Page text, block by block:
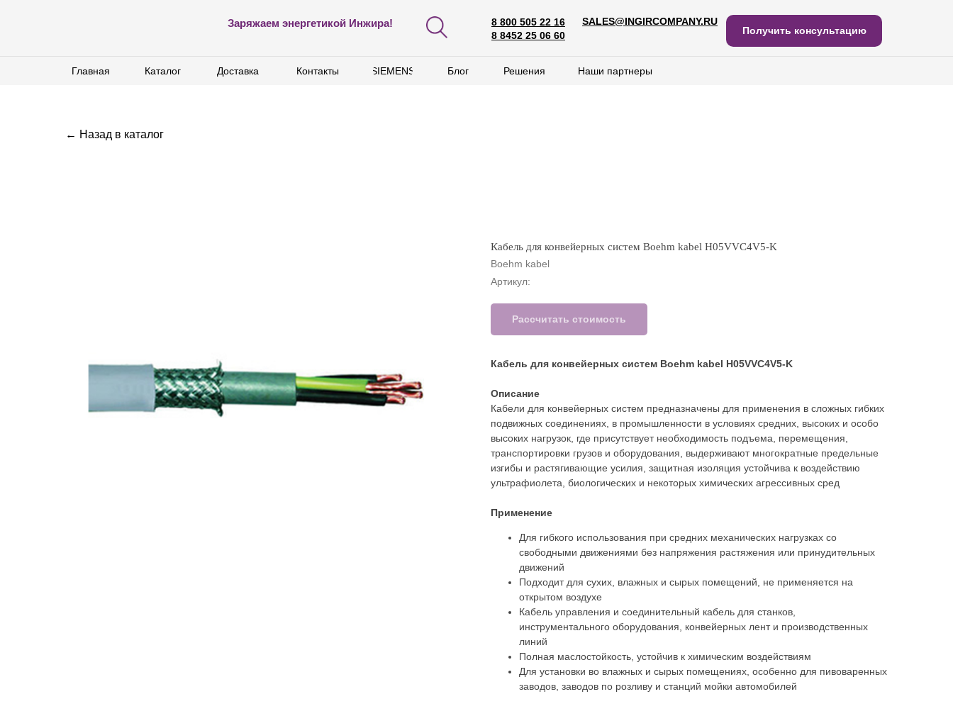
Получить консультацию
8 800 505 22 16
8 8452 25 06 60
SALES@INGIRCOMPANY.RU
Заряжаем энергетикой Инжира!
Наши партнеры
Решения
Блог
SIEMENS
Контакты
Доставка
Каталог
Главная
Получить консультацию
8 800 505 22 16
8 8452 25 06 60
SALES@INGIRCOMPANY.RU
Наши партнеры
Решения
Блог
SIEMENS
Контакты
Доставка
Каталог
Главная
← Назад в каталог
Кабель для конвейерных систем Boehm kabel H05VVC4V5-K
Boehm kabel
Артикул:
Рассчитать стоимость
Кабель для конвейерных систем Boehm kabel H05VVC4V5-K
Описание
Кабели для конвейерных систем предназначены для применения в сложных гибких
подвижных соединениях, в промышленности в условиях средних, высоких и особо
высоких нагрузок, где присутствует необходимость подъема, перемещения,
транспортировки грузов и оборудования, выдерживают многократные предельные
изгибы и растягивающие усилия, защитная изоляция устойчива к воздействию
ультрафиолета, биологических и некоторых химических агрессивных сред
Применение
Для гибкого использования при средних механических нагрузках со
свободными движениями без напряжения растяжения или принудительных
движений
Подходит для сухих, влажных и сырых помещений, не применяется на
открытом воздухе
Кабель управления и соединительный кабель для станков,
инструментального оборудования, конвейерных лент и производственных
линий
Полная маслостойкость, устойчив к химическим воздействиям
Для установки во влажных и сырых помещениях, особенно для пивоваренных
заводов, заводов по розливу и станций мойки автомобилей